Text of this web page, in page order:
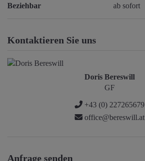
Beziehbar
ab sofort
Kontaktieren Sie uns
Doris Bereswill
GF
+43 (0) 227265679
office@bereswill.at
Anfrage senden